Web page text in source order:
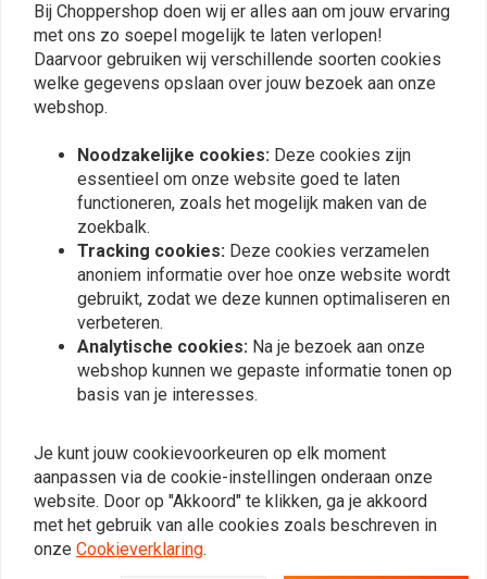
Plaats ook een review
Vergelijkbare producten
Python Solo Seat Bruin
€134,95
5" Koperen Veer Solo Seat
€11,80
Bij Choppershop doen wij er alles aan om jouw ervaring
met ons zo soepel mogelijk te laten verlopen!
Daarvoor gebruiken wij verschillende soorten cookies
welke gegevens opslaan over jouw bezoek aan onze
webshop.
Noodzakelijke cookies: Deze cookies zijn
essentieel om onze website goed te laten
functioneren, zoals het mogelijk maken van de
zoekbalk.
Tracking cookies: Deze cookies verzamelen
anoniem informatie over hoe onze website wordt
gebruikt, zodat we deze kunnen optimaliseren en
verbeteren.
Analytische cookies: Na je bezoek aan onze
webshop kunnen we gepaste informatie tonen op
basis van je interesses.
Je kunt jouw cookievoorkeuren op elk moment
aanpassen via de cookie-instellingen onderaan onze
website. Door op "Akkoord" te klikken, ga je akkoord
met het gebruik van alle cookies zoals beschreven in
onze Cookieverklaring.